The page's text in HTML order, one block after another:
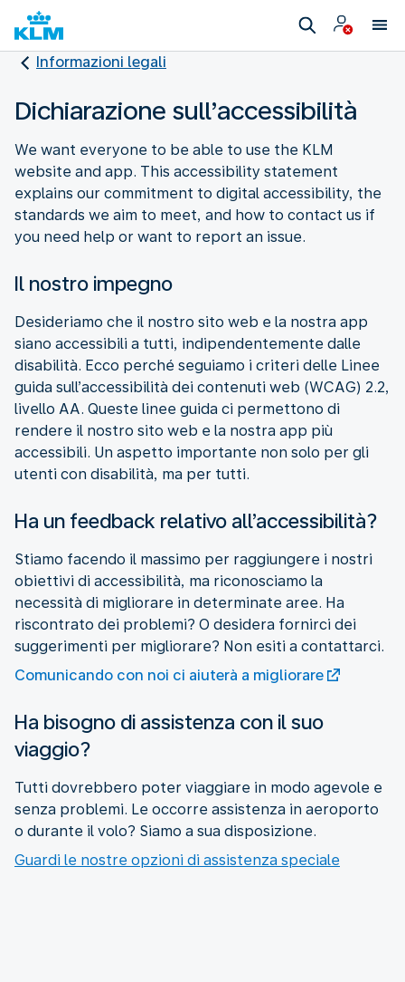
Informazioni legali
Dichiarazione sull’accessibilità
We want everyone to be able to use the KLM
website and app. This accessibility statement
explains our commitment to digital accessibility, the
standards we aim to meet, and how to contact us if
you need help or want to report an issue.
Il nostro impegno
Desideriamo che il nostro sito web e la nostra app
siano accessibili a tutti, indipendentemente dalle
disabilità. Ecco perché seguiamo i criteri delle Linee
guida sull’accessibilità dei contenuti web (WCAG) 2.2,
livello AA. Queste linee guida ci permettono di
rendere il nostro sito web e la nostra app più
accessibili. Un aspetto importante non solo per gli
utenti con disabilità, ma per tutti.
Ha un feedback relativo all’accessibilità?
Stiamo facendo il massimo per raggiungere i nostri
obiettivi di accessibilità, ma riconosciamo la
necessità di migliorare in determinate aree. Ha
riscontrato dei problemi? O desidera fornirci dei
suggerimenti per migliorare? Non esiti a contattarci.
Comunicando con noi ci aiuterà a migliorare
Ha bisogno di assistenza con il suo
viaggio?
Tutti dovrebbero poter viaggiare in modo agevole e
senza problemi. Le occorre assistenza in aeroporto
o durante il volo? Siamo a sua disposizione.
Guardi le nostre opzioni di assistenza speciale